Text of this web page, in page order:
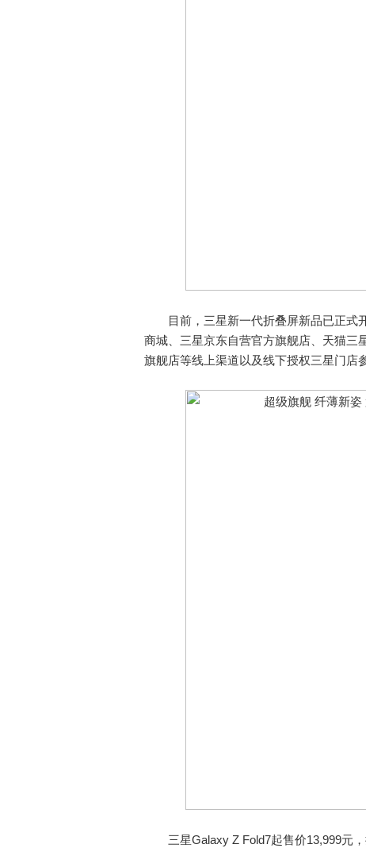
目前，三星新一代折叠屏新品已正式
商城、三星京东自营官方旗舰店、天猫三
旗舰店等线上渠道以及线下授权三星门店
三星Galaxy Z Fold7起售价13,999元，